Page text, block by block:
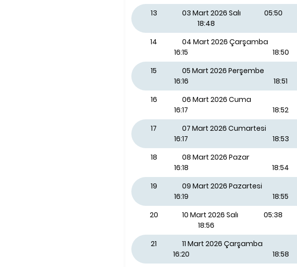
13
03 Mart 2026 Salı 05:50
18:48
14
04 Mart 2026 Çarşamba
16:15
18:50
15
05 Mart 2026 Perşembe
16:16
18:51
16
06 Mart 2026 Cuma
16:17
18:52
17
07 Mart 2026 Cumartesi
16:17
18:53
18
08 Mart 2026 Pazar
16:18
18:54
19
09 Mart 2026 Pazartesi
16:19
18:55
20
10 Mart 2026 Salı 05:38
18:56
21
11 Mart 2026 Çarşamba
16:20
18:58